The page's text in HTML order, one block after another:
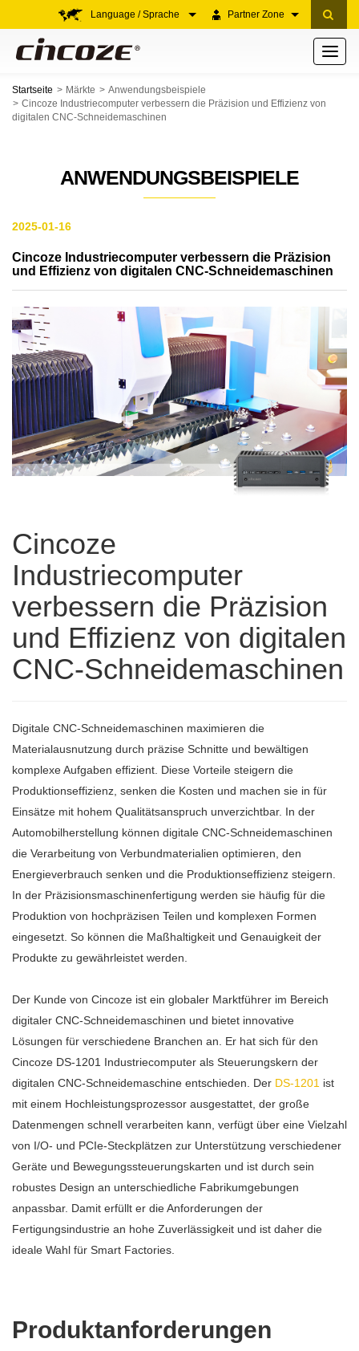
Partner Zone
Language / Sprache
Toggle
Startseite Märkte
Anwendungsbeispiele
Cincoze Industriecomputer verbessern die Präzision und Effizienz von
digitalen CNC-Schneidemaschinen
ANWENDUNGSBEISPIELE
2025-01-16
Cincoze Industriecomputer verbessern die Präzision
und Effizienz von digitalen CNC-Schneidemaschinen
Cincoze
Industriecomputer
verbessern die Präzision
und Effizienz von digitalen
CNC-Schneidemaschinen
Digitale CNC-Schneidemaschinen maximieren die
Materialausnutzung durch präzise Schnitte und bewältigen
komplexe Aufgaben effizient. Diese Vorteile steigern die
Produktionseffizienz, senken die Kosten und machen sie in für
Einsätze mit hohem Qualitätsanspruch unverzichtbar. In der
Automobilherstellung können digitale CNC-Schneidemaschinen
die Verarbeitung von Verbundmaterialien optimieren, den
Energieverbrauch senken und die Produktionseffizienz steigern.
In der Präzisionsmaschinenfertigung werden sie häufig für die
Produktion von hochpräzisen Teilen und komplexen Formen
eingesetzt. So können die Maßhaltigkeit und Genauigkeit der
Produkte zu gewährleistet werden.
Der Kunde von Cincoze ist ein globaler Marktführer im Bereich
digitaler CNC-Schneidemaschinen und bietet innovative
Lösungen für verschiedene Branchen an. Er hat sich für den
Cincoze DS-1201 Industriecomputer als Steuerungskern der
digitalen CNC-Schneidemaschine entschieden. Der DS-1201 ist
mit einem Hochleistungsprozessor ausgestattet, der große
Datenmengen schnell verarbeiten kann, verfügt über eine Vielzahl
von I/O- und PCIe-Steckplätzen zur Unterstützung verschiedener
Geräte und Bewegungssteuerungskarten und ist durch sein
robustes Design an unterschiedliche Fabrikumgebungen
anpassbar. Damit erfüllt er die Anforderungen der
Fertigungsindustrie an hohe Zuverlässigkeit und ist daher die
ideale Wahl für Smart Factories.
Produktanforderungen